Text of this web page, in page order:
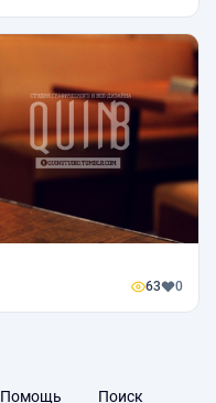
63 0
Помощь Поиск